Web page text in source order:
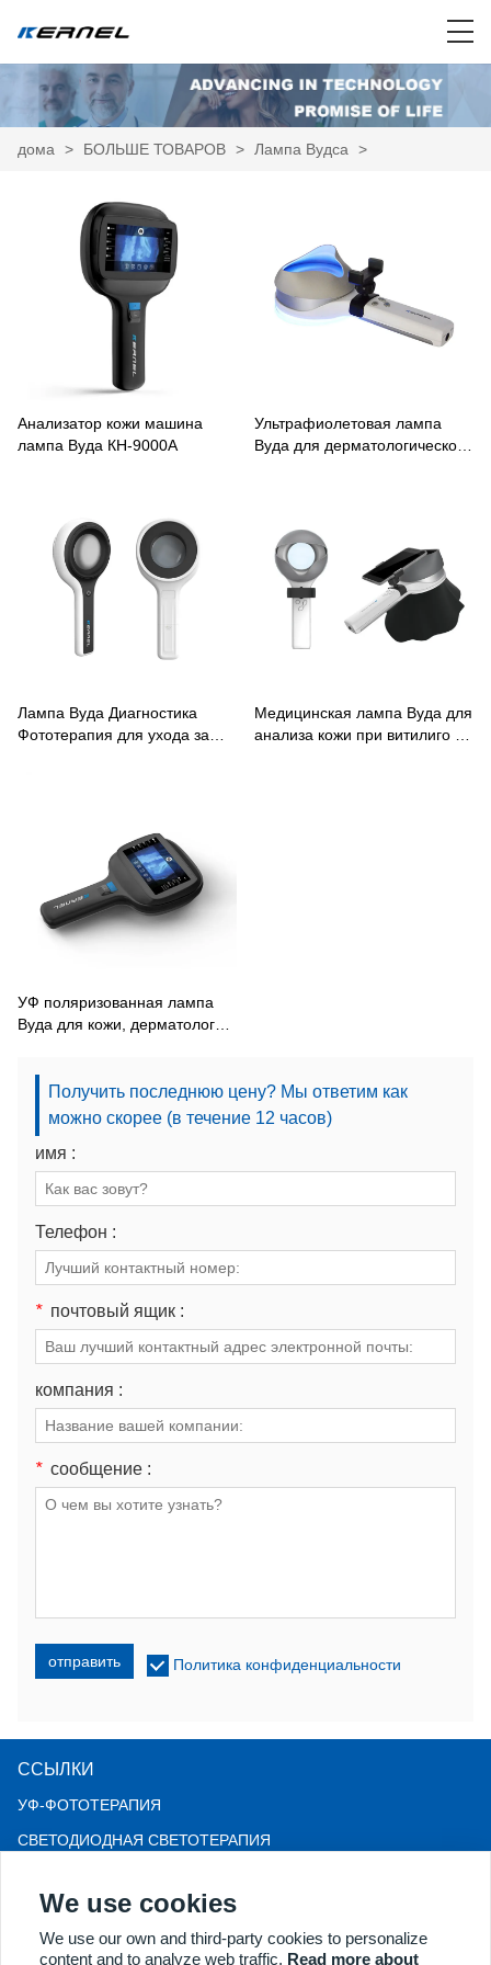
дома > БОЛЬШЕ ТОВАРОВ > Лампа Вудса >
Анализатор кожи машина
лампа Вуда КН-9000A
Ультрафиолетовая лампа
Вуда для дерматологического
Лампа Вуда Диагностика
Фототерапия для ухода за
Медицинская лампа Вуда для
анализа кожи при витилиго и
УФ поляризованная лампа
Вуда для кожи, дерматологии,
Получить последнюю цену? Мы ответим как
можно скорее (в течение 12 часов)
имя :
Телефон :
* почтовый ящик :
компания :
* сообщение :
отправить Политика конфиденциальности
ССЫЛКИ
УФ-ФОТОТЕРАПИЯ
СВЕТОДИОДНАЯ СВЕТОТЕРАПИЯ
КОЛЬПОСКОП
БОЛЬШЕ ТОВАРОВ
We use cookies
We use our own and third-party cookies to personalize
content and to analyze web traffic. Read more about